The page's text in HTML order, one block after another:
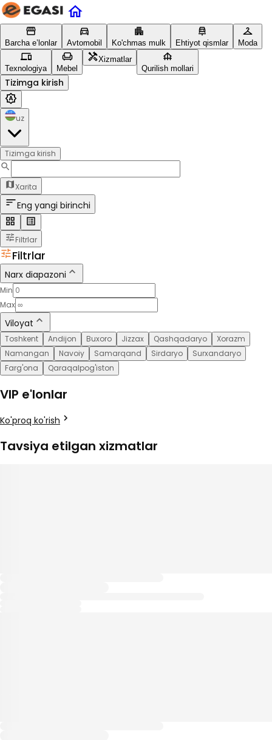
Barcha e’lonlar Avtomobil Ko'chmas mulk Ehtiyot qismlar Moda
Texnologiya Mebel
Xizmatlar
Qurilish mollari
Tizimga kirish
uz
Tizimga kirish
Xarita
Eng yangi birinchi
Filtrlar
Filtrlar
Narx diapazoni
Min
Max
Viloyat
Toshkent Andijon Buxoro Jizzax Qashqadaryo
Xorazm
Namangan
Navoiy Samarqand Sirdaryo
Surxandaryo
Farg'ona
Qaraqalpog'iston
VIP e'lonlar
Ko'proq ko'rish
Tavsiya etilgan xizmatlar